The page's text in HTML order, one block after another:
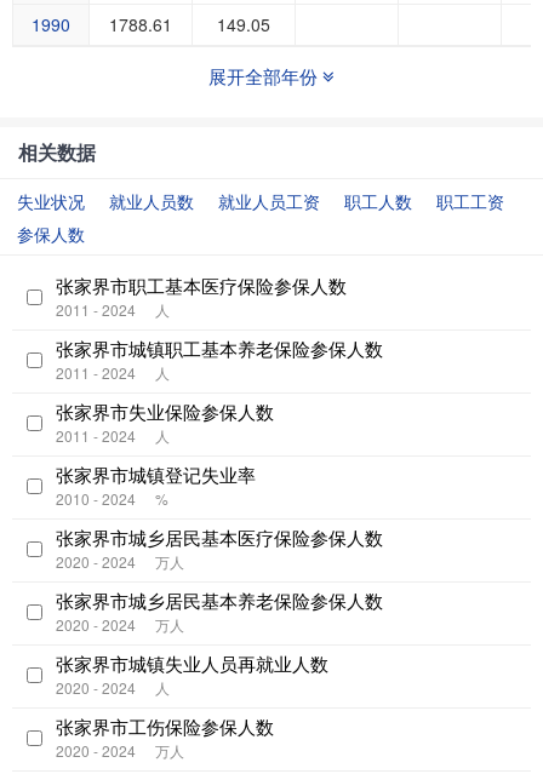
1990
1788.61 149.05
展开全部年份
相关数据
失业状况 就业人员数 就业人员工资 职工人数
职工工资
参保人数
张家界市职工基本医疗保险参保人数
2011 - 2024 人
张家界市城镇职工基本养老保险参保人数
2011 - 2024 人
张家界市失业保险参保人数
2011 - 2024 人
张家界市城镇登记失业率
2010 - 2024 %
张家界市城乡居民基本医疗保险参保人数
2020 - 2024 万人
张家界市城乡居民基本养老保险参保人数
2020 - 2024 万人
张家界市城镇失业人员再就业人数
2020 - 2024 人
张家界市工伤保险参保人数
2020 - 2024 万人